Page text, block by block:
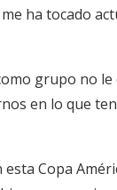
me ha tocado
grupo no
en lo que
esta Copa